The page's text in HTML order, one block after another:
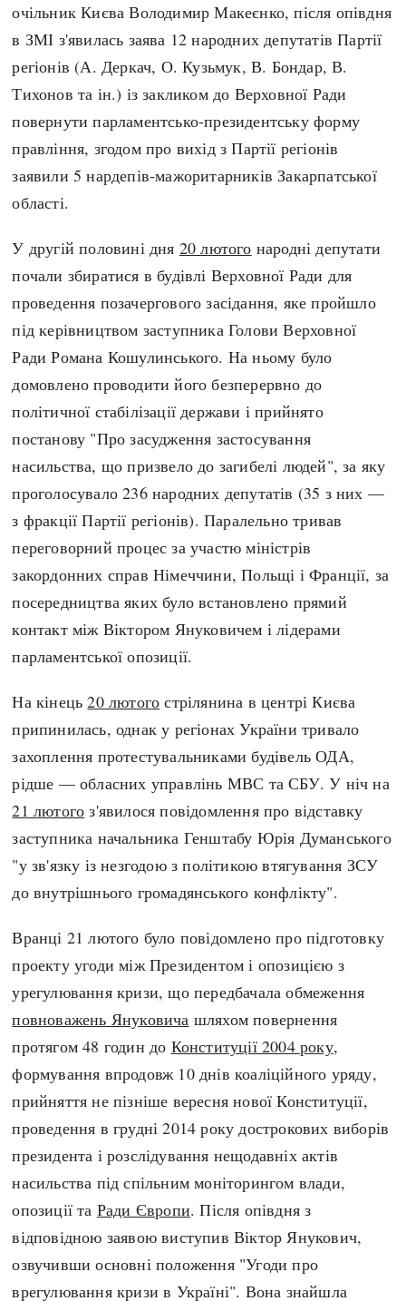
очільник Києва Володимир Макеєнко, після опівдня
в ЗМІ з'явилась заява 12 народних депутатів Партії
регіонів (А. Деркач, О. Кузьмук, В. Бондар, В.
Тихонов та ін.) із закликом до Верховної Ради
повернути парламентсько-президентську форму
правління, згодом про вихід з Партії регіонів
заявили 5 нардепів-мажоритарників Закарпатської
області.
У другій половині дня 20 лютого народні депутати
почали збиратися в будівлі Верховної Ради для
проведення позачергового засідання, яке пройшло
під керівництвом заступника Голови Верховної
Ради Романа Кошулинського. На ньому було
домовлено проводити його безперервно до
політичної стабілізації держави і прийнято
постанову "Про засудження застосування
насильства, що призвело до загибелі людей", за яку
проголосувало 236 народних депутатів (35 з них —
з фракції Партії регіонів). Паралельно тривав
переговорний процес за участю міністрів
закордонних справ Німеччини, Польщі і Франції, за
посередництва яких було встановлено прямий
контакт між Віктором Януковичем і лідерами
парламентської опозиції.
На кінець20 лютого стрілянина в центрі Києва
припинилась, однак у регіонах України тривало
захоплення протестувальниками будівель ОДА,
рідше — обласних управлінь МВС та СБУ. У ніч на
21 лютого з'явилося повідомлення про відставку
заступника начальника Генштабу Юрія Думанського
"у зв'язку із незгодою з політикою втягування ЗСУ
до внутрішнього громадянського конфлікту".
Вранці 21 лютого було повідомлено про підготовку
проекту угоди між Президентом і опозицією з
урегулювання кризи, що передбачала обмеження
повноважень Януковича шляхом повернення
протягом 48 годин до Конституції 2004 року,
формування впродовж 10 днів коаліційного уряду,
прийняття не пізніше вересня нової Конституції,
проведення в грудні 2014 року дострокових виборів
президента і розслідування нещодавніх актів
насильства під спільним моніторингом влади,
опозиції та Ради Європи. Після опівдня з
відповідною заявою виступив Віктор Янукович,
озвучивши основні положення "Угоди про
врегулювання кризи в Україні". Вона знайшла